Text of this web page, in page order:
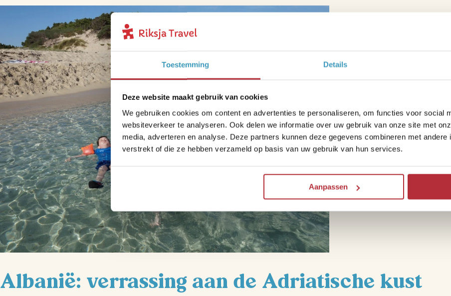
Toestemming Details
Deze website maakt gebruik van cookies
We gebruiken cookies om content en advertenties te personaliseren, om functies voor social
websiteverkeer te analyseren. Ook delen we informatie over uw gebruik van onze site met
media, adverteren en analyse. Deze partners kunnen deze gegevens combineren met andere
verstrekt of die ze hebben verzameld op basis van uw gebruik van hun services.
Aanpassen
is de perfecte
Productmanager Bas
in de moestuin van je
eindeloze olijfbomen en
“Veel mensen kiezen
konden
met helder water. En ’s
echt Italië.”
Albanië: verrassing aan de Adriatische kust